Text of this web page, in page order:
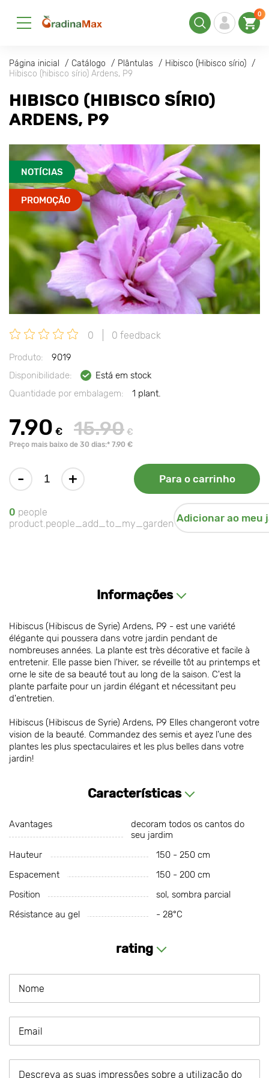
0
Página inicial Catálogo Plântulas
Hibisco (Hibisco sírio)
Hibisco (hibisco sírio) Ardens, P9
HIBISCO (HIBISCO SÍRIO)
ARDENS, P9
NOTÍCIAS
PROMOÇÃO
0 0 feedback
Produto:
9019
Disponibilidade:
Está em stock
Quantidade por embalagem:
1 plant.
7.90 € 15.90 €
Preço mais baixo de 30 dias:* 7.90 €
- + Para o carrinho
0 people
product.people_add_to_my_garden Adicionar ao meu
Informações
Hibiscus (Hibiscus de Syrie) Ardens, P9 - est une variété
élégante qui poussera dans votre jardin pendant de
nombreuses années. La plante est très décorative et facile à
entretenir. Elle passe bien l'hiver, se réveille tôt au printemps et
orne le site de sa beauté tout au long de la saison. C'est la
plante parfaite pour un jardin élégant et nécessitant peu
d'entretien.
Hibiscus (Hibiscus de Syrie) Ardens, P9 Elles changeront votre
vision de la beauté. Commandez des semis et ayez l'une des
plantes les plus spectaculaires et les plus belles dans votre
jardin!
Características
Avantages
decoram todos os cantos do
seu jardim
Hauteur
150 - 250 cm
Espacement
150 - 200 cm
Position
sol, sombra parcial
Résistance au gel
- 28°С
rating